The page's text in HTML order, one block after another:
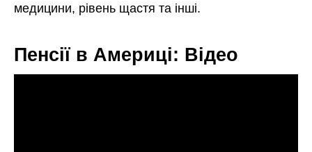
медицини, рівень щастя та інші.
Пенсії в Америці: Відео